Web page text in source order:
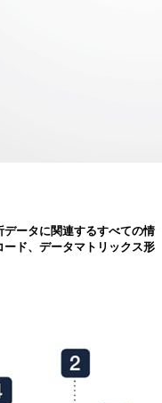
ータに関連するすべての情
ード、 データマトリックス形